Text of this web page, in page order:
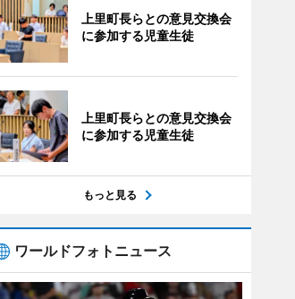
上里町長らとの意見交換会
に参加する児童生徒
上里町長らとの意見交換会
に参加する児童生徒
もっと見る
ワールドフォトニュース